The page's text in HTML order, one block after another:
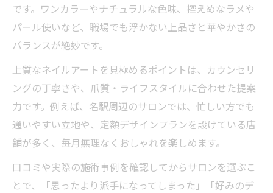
です。ワンカラーやナチュラルな色味、控えめなラメや
パール使いなど、職場でも浮かない上品さと華やかさの
バランスが絶妙です。
上質なネイルアートを見極めるポイントは、カウンセリ
ングの丁寧さや、爪質・ライフスタイルに合わせた提案
力です。例えば、名駅周辺のサロンでは、忙しい方でも
通いやすい立地や、定額デザインプランを設けている店
舗が多く、毎月無理なくおしゃれを楽しめます。
口コミや実際の施術事例を確認してからサロンを選ぶこ
とで、「思ったより派手になってしまった」「好みのデ